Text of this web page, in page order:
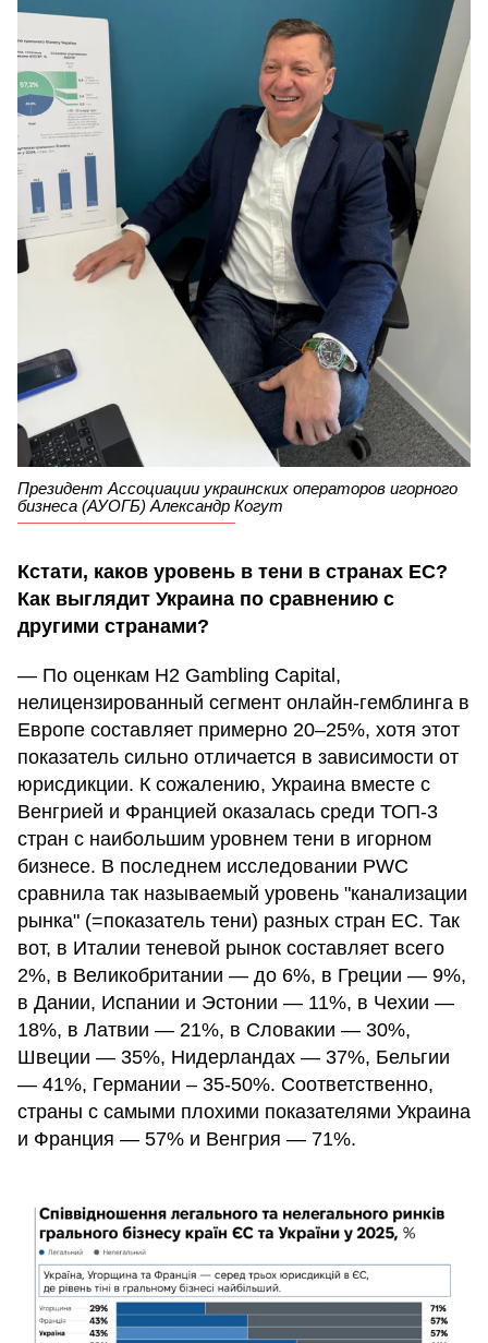
Президент Ассоциации украинских операторов игорного
бизнеса (АУОГБ) Александр Когут
Кстати, каков уровень в тени в странах ЕС?
Как выглядит Украина по сравнению с
другими странами?
— По оценкам H2 Gambling Capital,
нелицензированный сегмент онлайн-гемблинга в
Европе составляет примерно 20–25%, хотя этот
показатель сильно отличается в зависимости от
юрисдикции. К сожалению, Украина вместе с
Венгрией и Францией оказалась среди ТОП-3
стран с наибольшим уровнем тени в игорном
бизнесе. В последнем исследовании PWC
сравнила так называемый уровень "канализации
рынка" (=показатель тени) разных стран ЕС. Так
вот, в Италии теневой рынок составляет всего
2%, в Великобритании — до 6%, в Греции — 9%,
в Дании, Испании и Эстонии — 11%, в Чехии —
18%, в Латвии — 21%, в Словакии — 30%,
Швеции — 35%, Нидерландах — 37%, Бельгии
— 41%, Германии – 35-50%. Соответственно,
страны с самыми плохими показателями Украина
и Франция — 57% и Венгрия — 71%.